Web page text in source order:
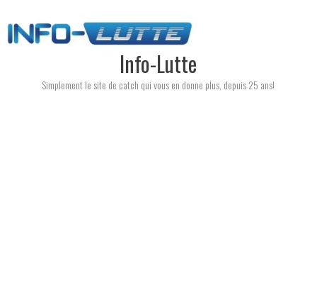
to
content
Info-Lutte
Simplement le site de catch qui vous en donne plus, depuis 25 ans!